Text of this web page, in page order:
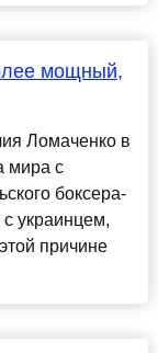
мощный,
Ломаченко в
мира с
боксера-
украинцем,
причине